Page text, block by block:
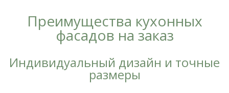
Преимущества кухонных
фасадов на заказ
Индивидуальный дизайн и точные
размеры